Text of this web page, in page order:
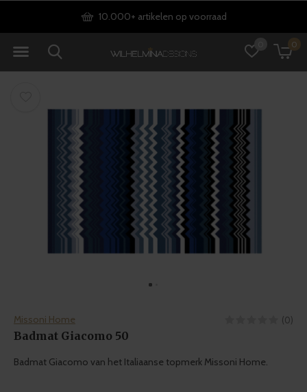
0
10.000+ artikelen op voorraad
Missoni Home (0)
Badmat Giacomo 50
Badmat Giacomo van het Italiaanse topmerk Missoni Home.